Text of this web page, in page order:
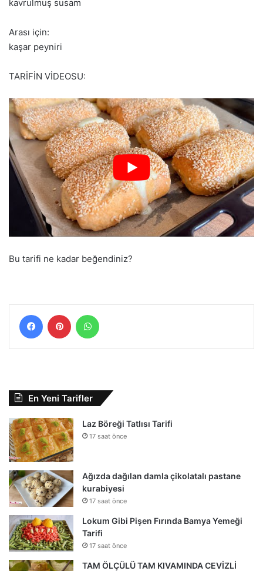
kavrulmuş susam
Arası için:
kaşar peyniri
TARİFİN VİDEOSU:
Bu tarifi ne kadar beğendiniz?
FacebookPinterest
En Yeni Tarifler
Laz Böreği Tatlısı Tarifi
17 saat önce
Ağızda dağılan damla çikolatalı pastane
kurabiyesi
17 saat önce
Lokum Gibi Pişen Fırında Bamya Yemeği
Tarifi
17 saat önce
TAM ÖLÇÜLÜ TAM KIVAMINDA CEVİZLİ